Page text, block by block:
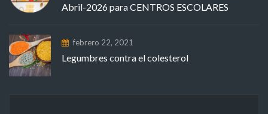
Abril-2026 para CENTROS ESCOLARES
febrero 22, 2021
Legumbres contra el colesterol